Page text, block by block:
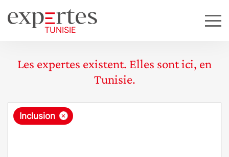
Les expertes existent. Elles sont ici, en
Tunisie.
R
×
Inclusion